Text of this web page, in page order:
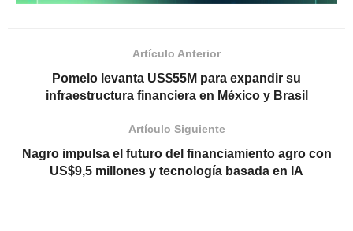
Artículo Anterior
Pomelo levanta US$55M para expandir su
infraestructura financiera en México y Brasil
Artículo Siguiente
Nagro impulsa el futuro del financiamiento agro con
US$9,5 millones y tecnología basada en IA